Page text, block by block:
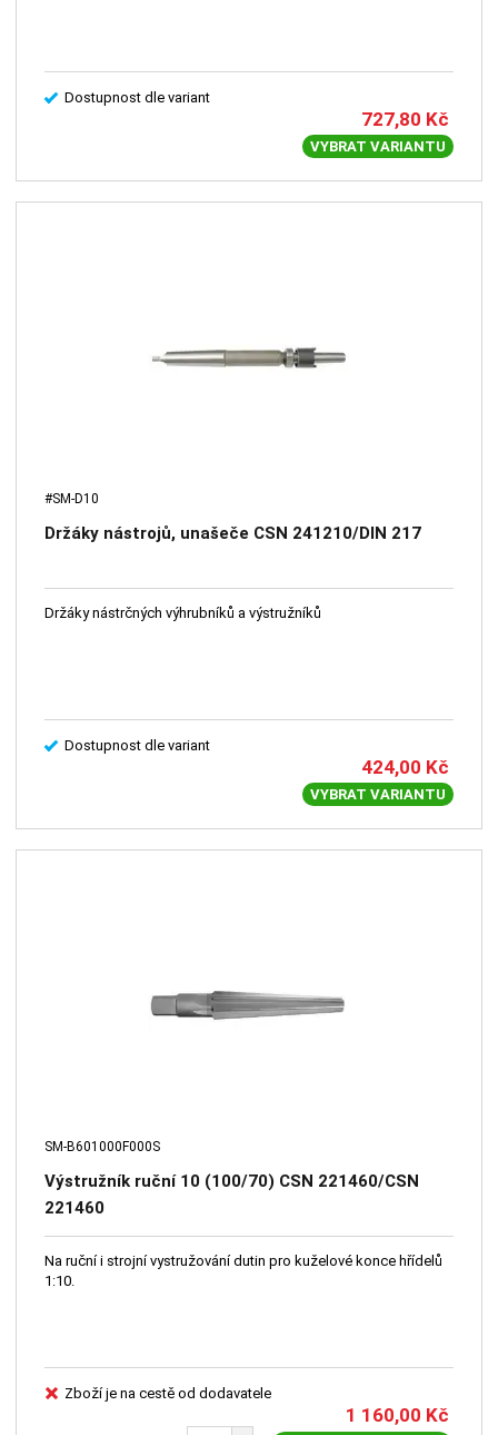
Dostupnost dle variant
727,80 Kč
VYBRAT VARIANTU
#SM-D10
Držáky nástrojů, unašeče CSN 241210/DIN 217
Držáky nástrčných výhrubníků a výstružníků
Dostupnost dle variant
424,00 Kč
VYBRAT VARIANTU
SM-B601000F000S
Výstružník ruční 10 (100/70) CSN 221460/CSN
221460
Na ruční i strojní vystružování dutin pro kuželové konce hřídelů
1:10.
Zboží je na cestě od dodavatele
1 160,00 Kč